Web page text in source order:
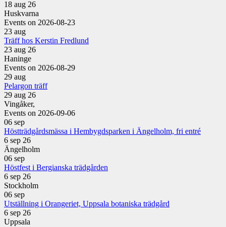
18 aug 26
Huskvarna
Events on 2026-08-23
23 aug
Träff hos Kerstin Fredlund
23 aug 26
Haninge
Events on 2026-08-29
29 aug
Pelargon träff
29 aug 26
Vingåker,
Events on 2026-09-06
06 sep
Höstträdgårdsmässa i Hembygdsparken i Ängelholm, fri entré
6 sep 26
Ängelholm
06 sep
Höstfest i Bergianska trädgården
6 sep 26
Stockholm
06 sep
Utställning i Orangeriet, Uppsala botaniska trädgård
6 sep 26
Uppsala